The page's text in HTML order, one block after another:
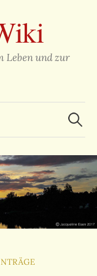
Leben und zur
Suchen
nach: